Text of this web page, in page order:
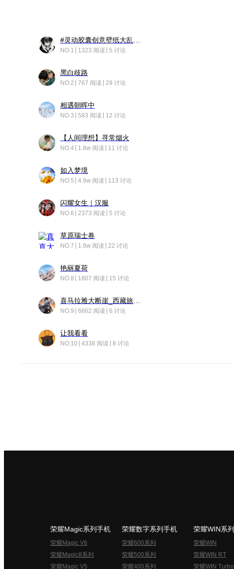
NO.1 1323 阅读 5 讨论
黑白歧路
NO.2 767 阅读 29 讨论
相遇朝晖中
NO.3 583 阅读 12 讨论
【人间理想】寻常烟火
NO.4 1.8w 阅读 11 讨论
如入梦境
NO.5 4.9w 阅读 113 讨论
闪耀女生｜汉服
NO.6 2373 阅读 5 讨论
草原瑞士卷
NO.7 1.9w 阅读 22 讨论
艳丽夏荷
NO.8 1807 阅读 15 讨论
NO.9 6862 阅读 6 讨论
让我看看
NO.10 4338 阅读 8 讨论
荣耀Magic系列手机
荣耀Magic V6
荣耀Magic8系列
荣耀Magic V5
荣耀数字系列手机
荣耀600系列
荣耀500系列
荣耀400系列
荣耀WIN系列
荣耀WIN
荣耀WIN RT
荣耀WIN Turbo